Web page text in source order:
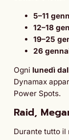
5–11
12–18
19–25
26
Ogni lunedì
Dynamax
Power Spots.
Raid,
Durante tutto il